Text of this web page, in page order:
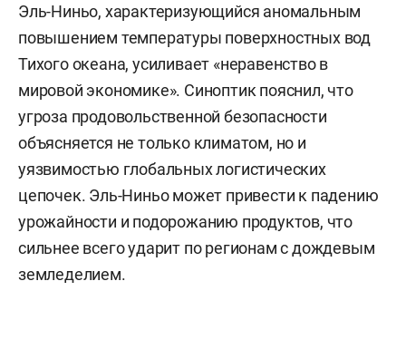
Эль-Ниньо, характеризующийся аномальным
повышением температуры поверхностных вод
Тихого океана, усиливает «неравенство в
мировой экономике». Синоптик пояснил, что
угроза продовольственной безопасности
объясняется не только климатом, но и
уязвимостью глобальных логистических
цепочек. Эль-Ниньо может привести к падению
урожайности и подорожанию продуктов, что
сильнее всего ударит по регионам с дождевым
земледелием.